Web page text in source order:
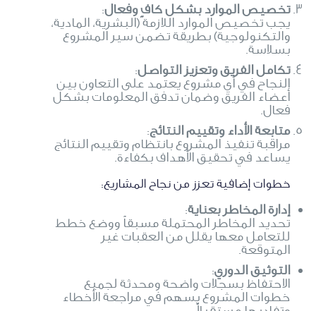
تخصيص الموارد بشكل كافٍ وفعال:
يجب تخصيص الموارد اللازمة (البشرية، المادية،
والتكنولوجية) بطريقة تضمن سير المشروع
بسلاسة.
تكامل الفريق وتعزيز التواصل:
النجاح في أي مشروع يعتمد على التعاون بين
أعضاء الفريق وضمان تدفق المعلومات بشكل
فعال.
متابعة الأداء وتقييم النتائج:
مراقبة تنفيذ المشروع بانتظام وتقييم النتائج
يساعد في تحقيق الأهداف بكفاءة.
خطوات إضافية تعزز من نجاح المشاريع:
إدارة المخاطر بعناية:
تحديد المخاطر المحتملة مسبقاً ووضع خطط
للتعامل معها يقلل من العقبات غير
المتوقعة.
التوثيق الدوري:
الاحتفاظ بسجلات واضحة ومحدثة لجميع
خطوات المشروع يسهم في مراجعة الأخطاء